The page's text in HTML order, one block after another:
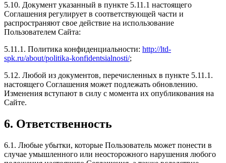
5.10. Документ указанный в пункте 5.11.1 настоящего
Соглашения регулирует в соответствующей части и
распространяют свое действие на использование
Пользователем Сайта:
5.11.1. Политика конфиденциальности: http://ltd-
spk.ru/about/politika-konfidentsialnosti/;
5.12. Любой из документов, перечисленных в пункте 5.11.1.
настоящего Соглашения может подлежать обновлению.
Изменения вступают в силу с момента их опубликования на
Сайте.
6. Ответственность
6.1. Любые убытки, которые Пользователь может понести в
случае умышленного или неосторожного нарушения любого